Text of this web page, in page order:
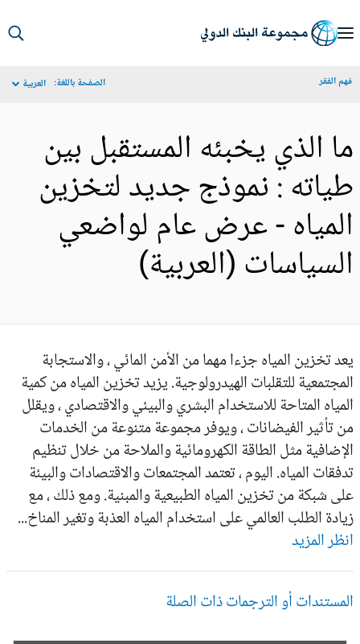
الفقر الصفحة باللغة: العربية
الذي يخبئه المستقبل بين
: نموذج جديد لتخزين
- عرض عام لواضعي
(العربية)
تخزين المياه جزءا مهما من الأمن المائي ، والاستجابة
للتقلبات الهيدرولوجية. يزيد تخزين المياه من كمية
المتاحة للاستخدام البشري والبيئي والاقتصادي ، ويقلل
تأثير الفيضانات ، ويوفر مجموعة متنوعة من الخدمات
مثل الطاقة الكهرومائية والملاحة من خلال تنظيم
المياه. اليوم ، تعتمد المجتمعات والاقتصادات والبيئة
شبكة من تخزين المياه الطبيعية والمبنية. ومع ذلك ، مع
الطلب العالمي على استخدام المياه العذبة وتغير المناخ...
المزيد
أو الترجمات ذات الصلة